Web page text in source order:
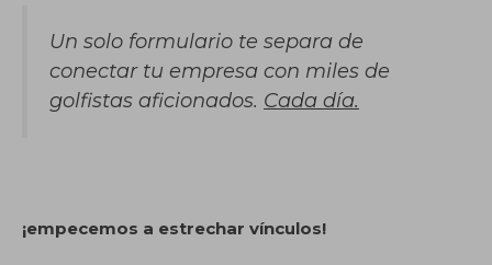
Un solo formulario te separa de
conectar tu empresa con miles de
golfistas aficionados. Cada día.
¡empecemos a estrechar vínculos!